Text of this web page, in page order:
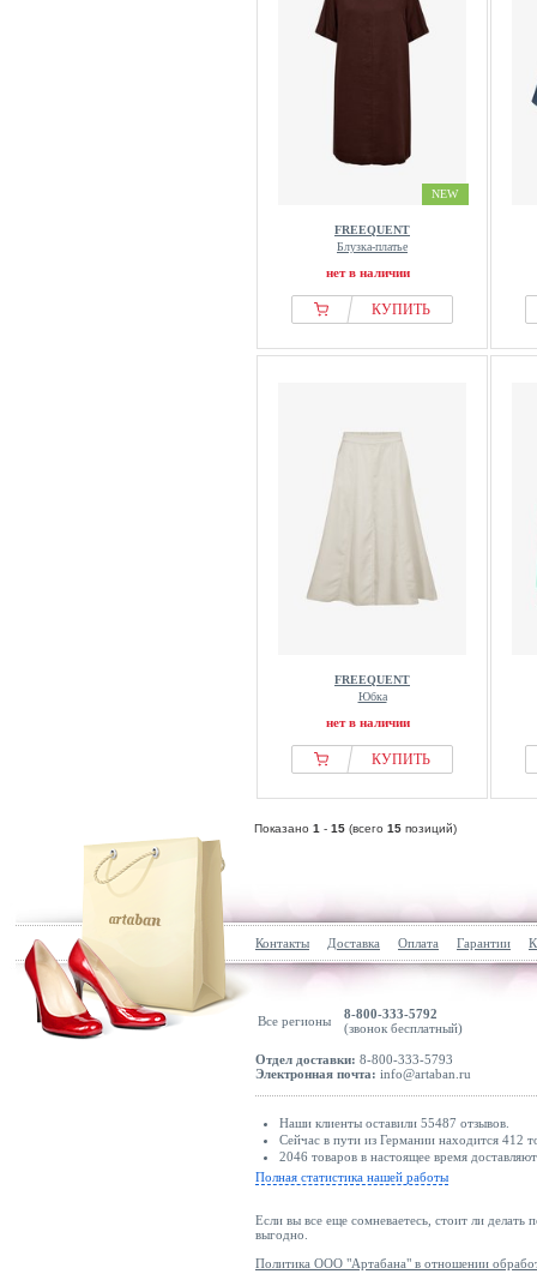
NEW
FREEQUENT
Блузка-платье
нет в наличии
КУПИТЬ
FREEQUENT
Юбка
нет в наличии
КУПИТЬ
Показано 1 - 15 (всего 15 позиций)
Контакты Доставка Оплата Гарантии
Все регионы
8-800-333-5792
(звонок бесплатный)
Отдел доставки: 8-800-333-5793
Электронная почта: info@artaban.ru
Наши клиенты оставили 55487 отзывов.
Сейчас в пути из Германии находится 412
2046 товаров в настоящее время
Полная статистика нашей работы
Если вы все еще сомневаетесь, стоит ли делать
выгодно.
Политика ООО "Артабана" в отношении